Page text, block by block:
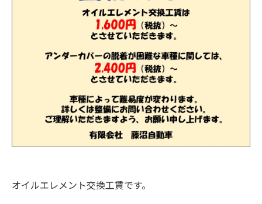
オイルエレメント交換工賃です。